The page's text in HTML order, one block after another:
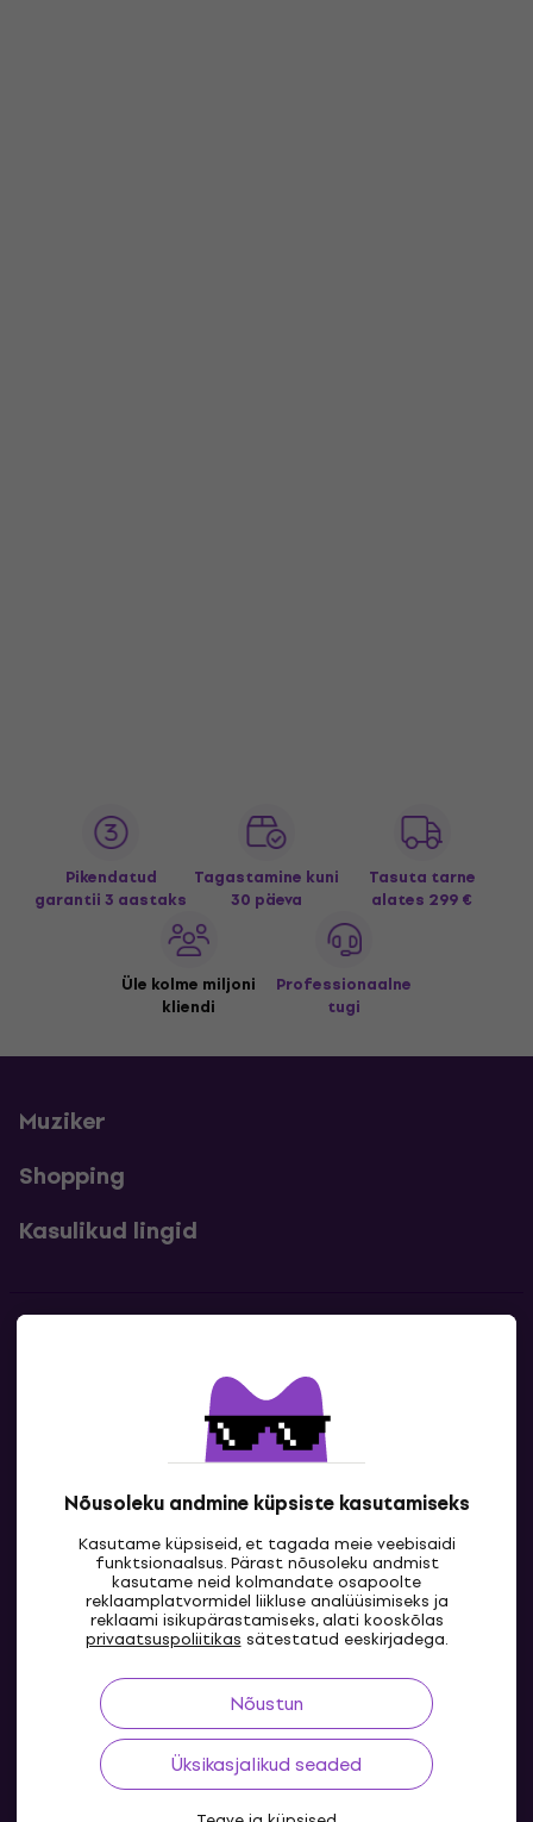
Nõusoleku andmine küpsiste kasutamiseks
Kasutame küpsiseid, et tagada meie veebisaidi
funktsionaalsus. Pärast nõusoleku andmist
kasutame neid kolmandate osapoolte
reklaamplatvormidel liikluse analüüsimiseks ja
reklaami isikupärastamiseks, alati kooskõlas
privaatsuspoliitikas sätestatud eeskirjadega.
Nõustun
Üksikasjalikud seaded
Pikendatud
garantii 3 aastaks
Tagastamine kuni
30 päeva
Tasuta tarne
alates 299 €
Üle kolme miljoni
kliendi
Professionaalne
tugi
Muziker
Shopping
Kasulikud lingid
Kontaktandmed
EE